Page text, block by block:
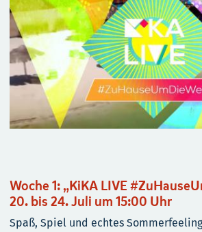
Woche 1: „KiKA LIVE
20. bis 24. Juli um 15:00 Uhr
Spaß, Spiel und echtes